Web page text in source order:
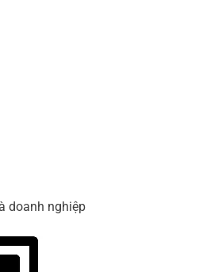
doanh nghiệp